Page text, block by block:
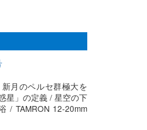
月のペルセ群極大を
星」の定義 / 星空の下
/ TAMRON 12-20mm